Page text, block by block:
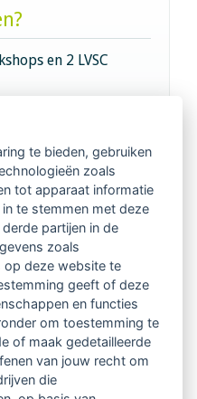
en 2 LVSC
vakgenoten
in 14
keurmerk)
te bieden, gebruiken
zoals
tot apparaat informatie
te stemmen met deze
partijen in de
zoals
op deze website te
geeft of deze
en functies
om toestemming te
of maak gedetailleerde
van jouw recht om
die